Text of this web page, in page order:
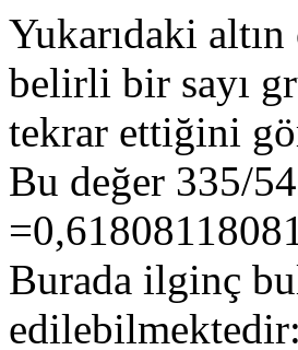
Yukarıdaki
belirli bir sayı
tekrar ettiğini
Bu değer 335/
Burada ilginç
edilebilmektedir: